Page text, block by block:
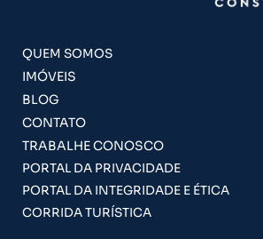
QUEM SOMOS
IMÓVEIS
BLOG
CONTATO
TRABALHE CONOSCO
PORTAL DA PRIVACIDADE
PORTAL DA INTEGRIDADE E ÉTICA
CORRIDA TURÍSTICA